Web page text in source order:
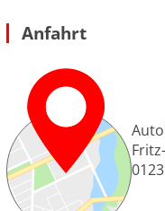
Anfahrt